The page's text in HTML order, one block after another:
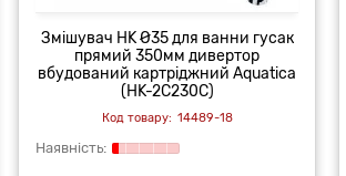
Змішувач HK Ø35 для ванни гусак
прямий 350мм дивертор
вбудований картріджний Aquatica
(HK-2C230C)
14489-18